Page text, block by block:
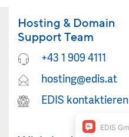
Hosting & Domain
Support Team
+43 1 909 4111
hosting@edis.at
EDIS kontaktieren